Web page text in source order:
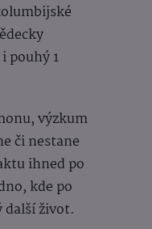
pouhý 1
výzkum
či nestane
ihned po
kde po
další život.